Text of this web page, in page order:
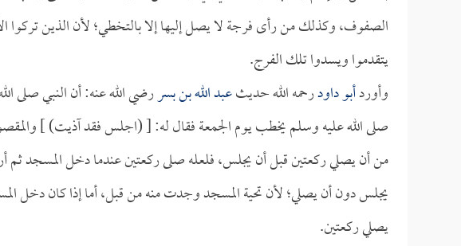
الصفوف، وكذلك من رأى فرجة لا يصل إليها إلا بالتخطي؛ لأن الذين تركوا
يتقدموا ويسدوا تلك الفرج.
وأوردأبو داودرحمه الله حديثعبد الله بن بسررضي الله عنه: أن النبي صلى
صلى الله عليه وسلم يخطب يوم الجمعة فقال له: [ (اجلس فقد آذيت) ]
من أن يصلي ركعتين قبل أن يجلس، فلعله صلى ركعتين عندما دخل المسجد ثم
يجلس دون أن يصلي؛ لأن تحية المسجد وجدت منه من قبل، أما إذا كان دخل
يصلي ركعتين.